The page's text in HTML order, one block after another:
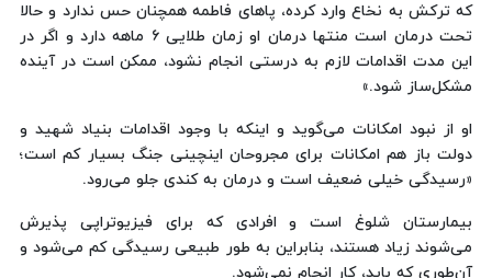
که ترکش به نخاع وارد کرده، پاهای فاطمه همچنان حس ندارد و حالا
تحت درمان است منتها درمان او زمان طلایی ۶ ماهه دارد و اگر در
این مدت اقدامات لازم به درستی انجام نشود، ممکن است در آینده
مشکل‌ساز شود.»
او از نبود امکانات می‌گوید و اینکه با وجود اقدامات بنیاد شهید و
دولت باز هم امکانات برای مجروحان اینچینی جنگ بسیار کم است؛
«رسیدگی خیلی ضعیف است و درمان به کندی جلو می‌رود.
بیمارستان شلوغ است و افرادی که برای فیزیوتراپی پذیرش
می‌شوند زیاد هستند، بنابراین به ‌طور طبیعی رسیدگی کم می‌شود و
آن‌طوری که باید، کار انجام نمی‌شود.